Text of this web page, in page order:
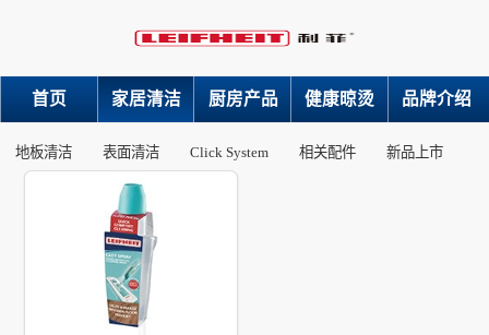
首页 家居清洁 厨房产品 健康晾烫 品牌介绍
地板清洁 表面清洁 Click System 相关配件 新品上市